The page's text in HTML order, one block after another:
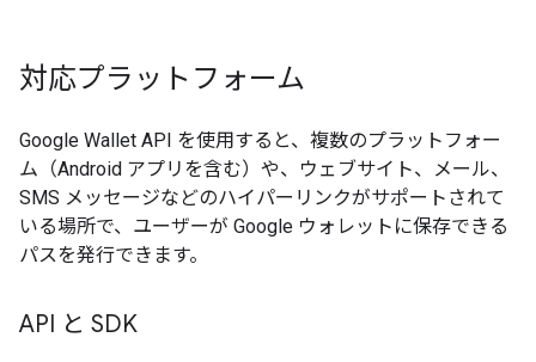
対応プラットフォーム
Google Wallet API を使用すると、複数のプラットフォー
ム（Android アプリを含む）や、ウェブサイト、メール、
SMS メッセージなどのハイパーリンクがサポートされて
いる場所で、ユーザーが Google ウォレットに保存できる
パスを発行できます。
API と SDK